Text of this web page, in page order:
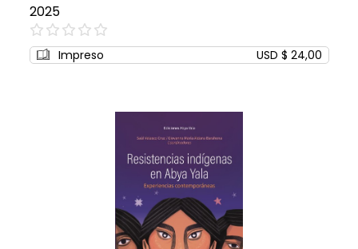
2025
0%
Impreso USD $ 24,00